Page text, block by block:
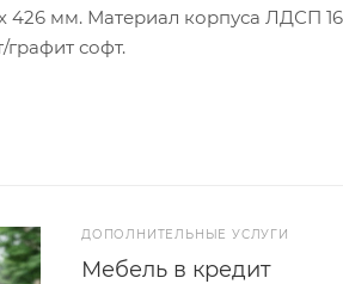
426 мм. Материал корпуса ЛДСП
софт.
ДОПОЛНИТЕЛЬНЫЕ УСЛУГИ
Мебель в кредит